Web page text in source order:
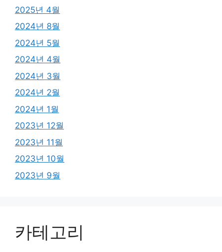
2025년 4월
2024년 8월
2024년 5월
2024년 4월
2024년 3월
2024년 2월
2024년 1월
2023년 12월
2023년 11월
2023년 10월
2023년 9월
카테고리